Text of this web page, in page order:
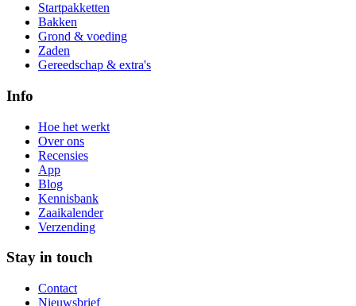
Startpakketten
Bakken
Grond & voeding
Zaden
Gereedschap & extra's
Info
Hoe het werkt
Over ons
Recensies
App
Blog
Kennisbank
Zaaikalender
Verzending
Stay in touch
Contact
Nieuwsbrief